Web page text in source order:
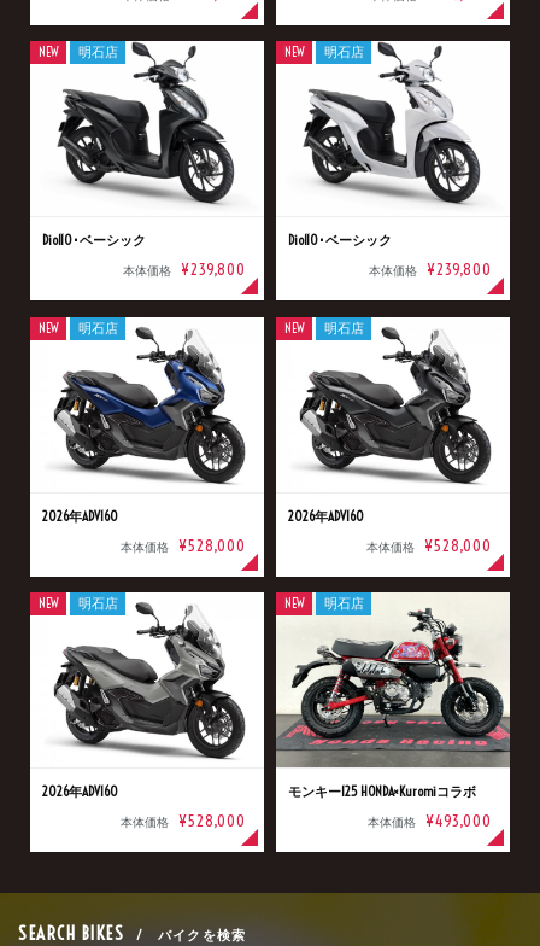
Dio110･ベーシック
本体価格 ¥239,800
NEW 明石店
Dio110･ベーシック
本体価格 ¥239,800
NEW 明石店
2026年ADV160
本体価格 ¥528,000
NEW 明石店
2026年ADV160
本体価格 ¥528,000
NEW 明石店
2026年ADV160
本体価格 ¥528,000
NEW 明石店
モンキー125 HONDA×Kuromiコラボ
本体価格 ¥493,000
NEW 明石店
SEARCH BIKES / バイクを検索